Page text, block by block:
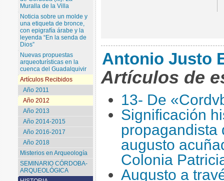
Antonio Justo
Artículos de
13- De
Significación
propagandista
augusto
Colonia
Augusto a
Muralla de la Villa
Noticia sobre un molde y
una etiqueta de bronce,
con epigrafía árabe y la
leyenda “En la senda de
Dios”
Nuevas propuestas
arqueoturísticas en la
cuenca del Guadalquivir
Artículos Recibidos
Año 2011
Año 2012
Año 2013
Año 2014-2015
Año 2016-2017
Año 2018
Misterios en Arqueología
SEMINARIO CÓRDOBA-
ARQUEOLÓGICA